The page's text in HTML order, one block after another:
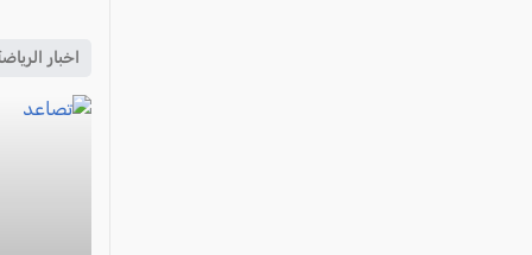
اخبار